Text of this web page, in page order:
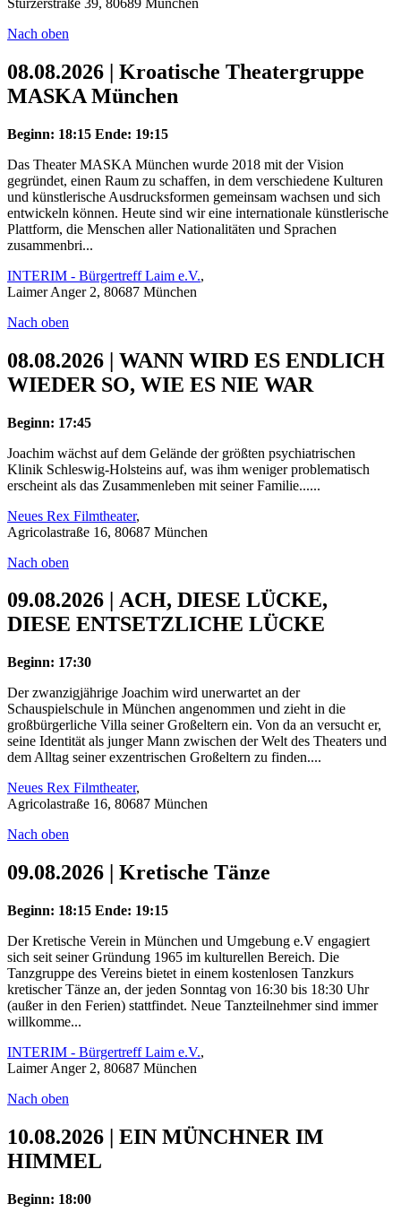
Stürzerstraße 39, 80689 München
Nach oben
08.08.2026 | Kroatische Theatergruppe
MASKA München
Beginn: 18:15 Ende: 19:15
Das Theater MASKA München wurde 2018 mit der Vision
gegründet, einen Raum zu schaffen, in dem verschiedene Kulturen
und künstlerische Ausdrucksformen gemeinsam wachsen und sich
entwickeln können. Heute sind wir eine internationale künstlerische
Plattform, die Menschen aller Nationalitäten und Sprachen
zusammenbri...
INTERIM - Bürgertreff Laim e.V.,
Laimer Anger 2, 80687 München
Nach oben
08.08.2026 | WANN WIRD ES ENDLICH
WIEDER SO, WIE ES NIE WAR
Beginn: 17:45
Joachim wächst auf dem Gelände der größten psychiatrischen
Klinik Schleswig-Holsteins auf, was ihm weniger problematisch
erscheint als das Zusammenleben mit seiner Familie......
Neues Rex Filmtheater,
Agricolastraße 16, 80687 München
Nach oben
09.08.2026 | ACH, DIESE LÜCKE,
DIESE ENTSETZLICHE LÜCKE
Beginn: 17:30
Der zwanzigjährige Joachim wird unerwartet an der
Schauspielschule in München angenommen und zieht in die
großbürgerliche Villa seiner Großeltern ein. Von da an versucht er,
seine Identität als junger Mann zwischen der Welt des Theaters und
dem Alltag seiner exzentrischen Großeltern zu finden....
Neues Rex Filmtheater,
Agricolastraße 16, 80687 München
Nach oben
09.08.2026 | Kretische Tänze
Beginn: 18:15 Ende: 19:15
Der Kretische Verein in München und Umgebung e.V engagiert
sich seit seiner Gründung 1965 im kulturellen Bereich. Die
Tanzgruppe des Vereins bietet in einem kostenlosen Tanzkurs
kretischer Tänze an, der jeden Sonntag von 16:30 bis 18:30 Uhr
(außer in den Ferien) stattfindet. Neue Tanzteilnehmer sind immer
willkomme...
INTERIM - Bürgertreff Laim e.V.,
Laimer Anger 2, 80687 München
Nach oben
10.08.2026 | EIN MÜNCHNER IM
HIMMEL
Beginn: 18:00